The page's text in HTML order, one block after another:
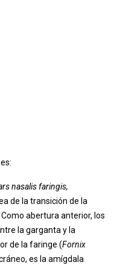
nasalis faringis,
de la transición de la
abertura anterior, los
la garganta y la
de la faringe (Fornix
es la amígdala